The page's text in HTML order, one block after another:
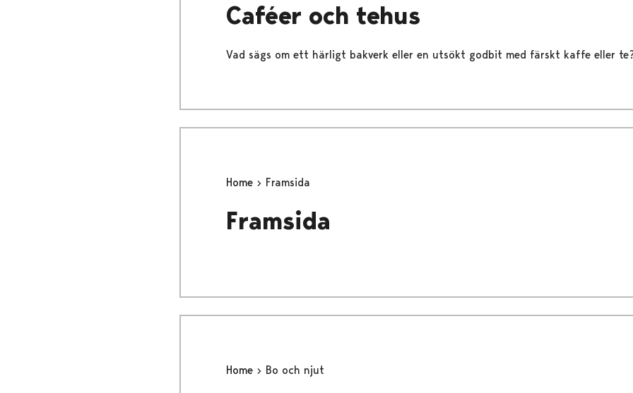
Caféer och tehus
Vad sägs om ett härligt bakverk eller en utsökt godbit med färskt kaffe eller
Home Framsida
Framsida
Home Bo och njut